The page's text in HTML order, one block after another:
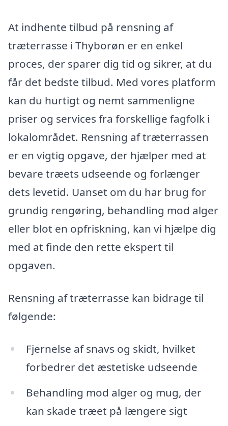
At indhente tilbud på rensning af
træterrasse i Thyborøn er en enkel
proces, der sparer dig tid og sikrer, at du
får det bedste tilbud. Med vores platform
kan du hurtigt og nemt sammenligne
priser og services fra forskellige fagfolk i
lokalområdet. Rensning af træterrassen
er en vigtig opgave, der hjælper med at
bevare træets udseende og forlænger
dets levetid. Uanset om du har brug for
grundig rengøring, behandling mod alger
eller blot en opfriskning, kan vi hjælpe dig
med at finde den rette ekspert til
opgaven.
Rensning af træterrasse kan bidrage til
følgende:
Fjernelse af snavs og skidt, hvilket
forbedrer det æstetiske udseende
Behandling mod alger og mug, der
kan skade træet på længere sigt